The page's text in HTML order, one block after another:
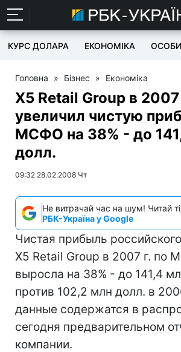
КУРС ДОЛАРА ЕКОНОМІКА
Головна » Бізнес » Економіка
X5 Retail Group в 2007
увеличил чистую
МСФО на 38% - до
долл.
09:32 28.02.2008 Чт
Не витрачай час на шум! Читай
РБК-Україна у Google
Чистая прибыль
X5 Retail Group в 2007 г. по
выросла на 38% - до 141,4
против 102,2 млн долл. в
данные содержатся в
сегодня предварительном
компании.